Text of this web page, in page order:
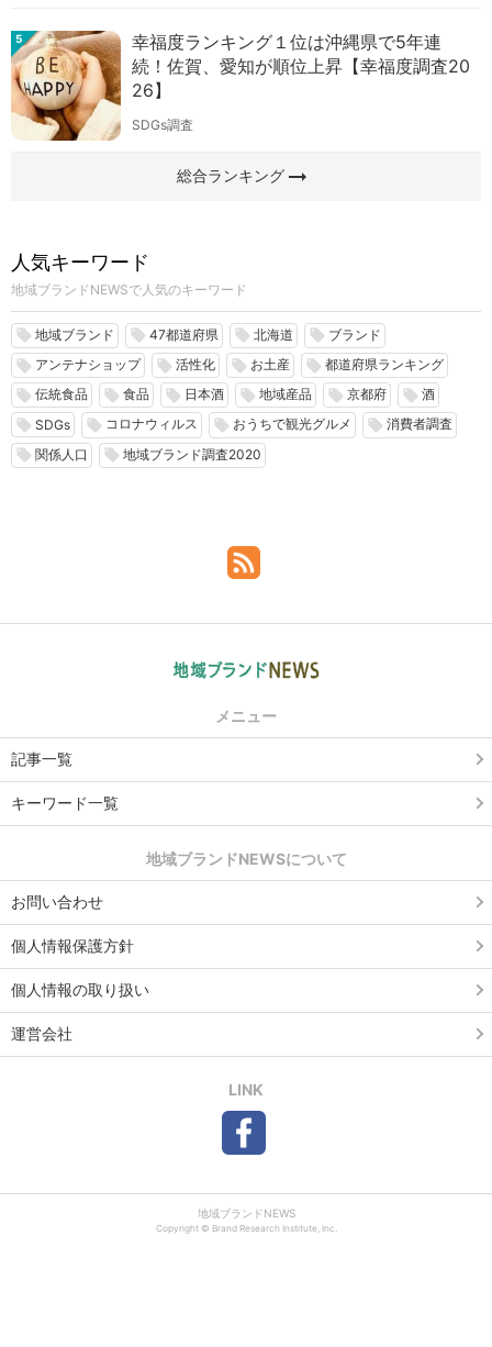
5
幸福度ランキング１位は沖縄県で5年連
続！佐賀、愛知が順位上昇【幸福度調査20
26】
SDGs調査
総合ランキングarrow_right_alt
人気キーワード
地域ブランドNEWSで人気のキーワード
local_offer 地域ブランド local_offer 47都道府県 local_offer 北海道 local_offer ブランド
local_offer アンテナショップ local_offer 活性化 local_offer お土産 local_offer 都道府県ランキング
local_offer 伝統食品 local_offer 食品 local_offer 日本酒 local_offer 地域産品 local_offer 京都府 local_offer 酒
local_offer SDGs local_offer コロナウィルス local_offer おうちで観光グルメ local_offer 消費者調査
local_offer 関係人口 local_offer 地域ブランド調査2020
メニュー
記事一覧
キーワード一覧
地域ブランドNEWSについて
お問い合わせ
個人情報保護方針
個人情報の取り扱い
運営会社
LINK
地域ブランドNEWS
Copyright © Brand Research Institute, Inc.